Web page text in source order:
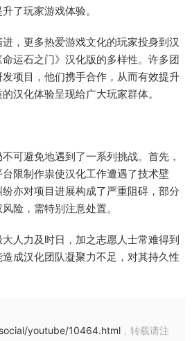
了玩家游戏体验。
，更多热爱游戏文化的玩家投身到汉
运石之门》汉化版的多样性。许多团
项目，他们携手合作，从而有效提升
汉化体验呈现给广大玩家群体。
可避免地遇到了一系列挑战。首先，
限制作祟使汉化工作遭遇了技术壁
亦对项目进展构成了严重阻碍，部分
险，需特别注意处置。
人力及时日，加之志愿人士常难得到
成汉化团队凝聚力不足，对其持久性
youtube/10464.html ，转载请注